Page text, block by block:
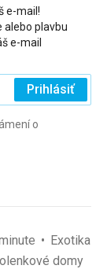
e-mail!
alebo plavbu
e-mail
Prihlásiť
o
Exotika
domy